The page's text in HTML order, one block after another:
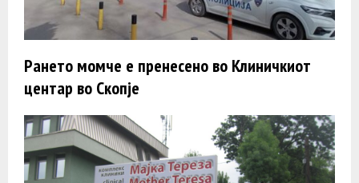
Рането момче е пренесено во Клиничкиот
центар во Скопје